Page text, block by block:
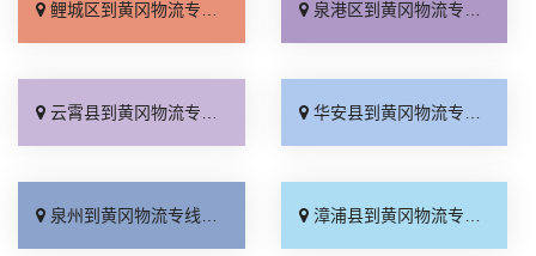
鲤城区到黄冈物流专线_实时反馈「实时跟踪 」 泉港区到黄冈物流专线_几天到达「损坏理赔」
云霄县到黄冈物流专线_直通专线「专线快运」 华安县到黄冈物流专线_多少一方「高效运输」
泉州到黄冈物流专线_怎么收费「全境配送」 漳浦县到黄冈物流专线_费用多少「运价行情」